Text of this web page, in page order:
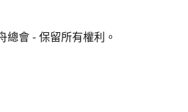
會 - 保留所有權利。